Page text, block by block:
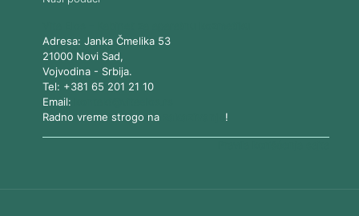
Adresa: Janka Čmelika 53
21000 Novi Sad,
Vojvodina- Srbija.
Tel: +381 65 201 21 10
Email:
Radno vreme strogo na
!